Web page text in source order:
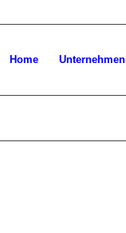
Home Unternehmen